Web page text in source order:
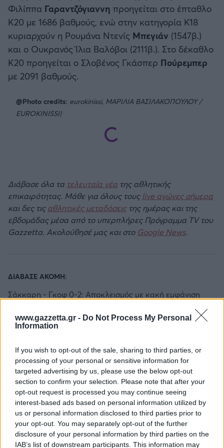
www.gazzetta.gr - Do Not Process My Personal
Information
If you wish to opt-out of the sale, sharing to third parties, or
processing of your personal or sensitive information for
targeted advertising by us, please use the below opt-out
section to confirm your selection. Please note that after your
opt-out request is processed you may continue seeing
interest-based ads based on personal information utilized by
us or personal information disclosed to third parties prior to
your opt-out. You may separately opt-out of the further
disclosure of your personal information by third parties on the
IAB’s list of downstream participants. This information may
Φιλίππα Γαραντζόγιαννη προηγείται στο έπταθλο
Κ20 με 1686 βαθμούς, ενώ στην κατηγορία Κ18
κυριαρχούν η Ρουμάνα Ντενίς Μπεγιάν (1547β.)
και ο Ουκρανός Ίλια Βαλόβοι (2111β.). Στο δέκαθλο
Κ20 προηγείται ο Σλοβένος Γκάσπερ Πούρεμπερ
με 2091 βαθμούς.
@Photo credits: eurokinissi, ΜΑΡΙΛΙΑ ΒΑΣΙΛΑΚΟΠΟΥΛΟΥ /
EUROKINISSI)
Διάβασε όλα τα τελευταία νέα της αθλητικής
επικαιρότητας. Μάθε για όλους τουςlive αγώνες σήμερα
και δες τιςαθλητικές μεταδόσειςτης ημέρας και της
εβδομάδας μέσα από το υπερπλήρες Πρόγραμμα TV του
Gazzetta. Ακολούθησέ μας και στο Google News.
ΔΙΑΒΑΣΕ ΑΚΟΜΗ:
Σάκκαρη - Γκοφ 0-2: Αποκλεισμός με κακή εμφάνιση
Παγκόσμιο πρωτάθλημα Κ20: Διπλή ελληνική πρόκριση
στον τελικό του μήκους
ΑΕΚ: «Μιχάλη δεν έφυγες ποτέ, δεν θα φύγεις ποτέ!»
Για να προσθέσεις το σχόλιο
σου πρέπει να συνδεθείς